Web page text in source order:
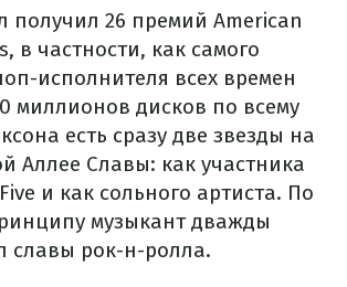
получил 26 премий American
в частности, как самого
исполнителя всех времен
миллионов дисков по всему
есть сразу две звезды на
Аллее Славы: как участника
и как сольного артиста. По
музыкант дважды
славы рок-н-ролла.